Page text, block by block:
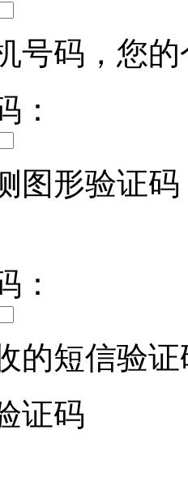
号码，您
：
图形验证码
：
的短信验证
证码